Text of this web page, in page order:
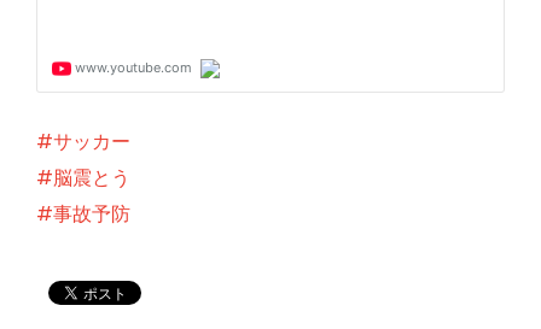
#サッカー
#脳震とう
#事故予防